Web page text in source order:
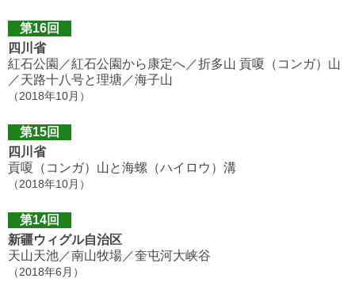
第16回
四川省
紅石公園／紅石公園から康定へ／折多山 貢嗄（コンガ）山
／天路十八号と理塘／海子山
（2018年10月）
第15回
四川省
貢嗄（コンガ）山と海螺（ハイロウ）溝
（2018年10月）
第14回
新疆ウィグル自治区
天山天池／南山牧場／奎屯河大峡谷
（2018年6月）